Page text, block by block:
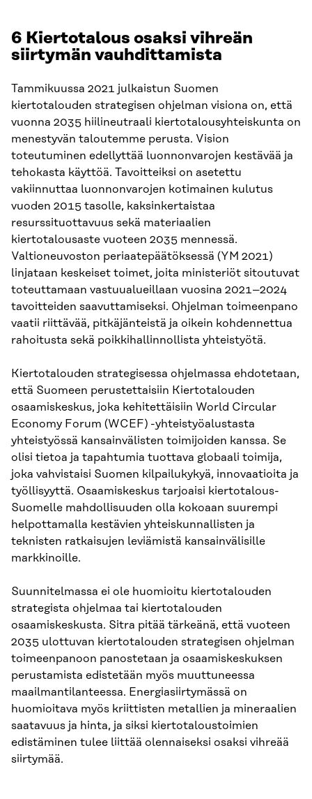
6 Kiertotalous osaksi vihreän
siirtymän vauhdittamista
Tammikuussa 2021 julkaistun Suomen
kiertotalouden strategisen ohjelman visiona on, että
vuonna 2035 hiilineutraali kiertotalousyhteiskunta on
menestyvän taloutemme perusta. Vision
toteutuminen edellyttää luonnonvarojen kestävää ja
tehokasta käyttöä. Tavoitteiksi on asetettu
vakiinnuttaa luonnonvarojen kotimainen kulutus
vuoden 2015 tasolle, kaksinkertaistaa
resurssituottavuus sekä materiaalien
kiertotalousaste vuoteen 2035 mennessä.
Valtioneuvoston periaatepäätöksessä (YM 2021)
linjataan keskeiset toimet, joita ministeriöt sitoutuvat
toteuttamaan vastuualueillaan vuosina 2021–2024
tavoitteiden saavuttamiseksi. Ohjelman toimeenpano
vaatii riittävää, pitkäjänteistä ja oikein kohdennettua
rahoitusta sekä poikkihallinnollista yhteistyötä.
Kiertotalouden strategisessa ohjelmassa ehdotetaan,
että Suomeen perustettaisiin Kiertotalouden
osaamiskeskus, joka kehitettäisiin World Circular
Economy Forum (WCEF) -yhteistyöalustasta
yhteistyössä kansainvälisten toimijoiden kanssa. Se
olisi tietoa ja tapahtumia tuottava globaali toimija,
joka vahvistaisi Suomen kilpailukykyä, innovaatioita ja
työllisyyttä. Osaamiskeskus tarjoaisi kiertotalous-
Suomelle mahdollisuuden olla kokoaan suurempi
helpottamalla kestävien yhteiskunnallisten ja
teknisten ratkaisujen leviämistä kansainvälisille
markkinoille.
Suunnitelmassa ei ole huomioitu kiertotalouden
strategista ohjelmaa tai kiertotalouden
osaamiskeskusta. Sitra pitää tärkeänä, että vuoteen
2035 ulottuvan kiertotalouden strategisen ohjelman
toimeenpanoon panostetaan ja osaamiskeskuksen
perustamista edistetään myös muuttuneessa
maailmantilanteessa. Energiasiirtymässä on
huomioitava myös kriittisten metallien ja mineraalien
saatavuus ja hinta, ja siksi kiertotaloustoimien
edistäminen tulee liittää olennaiseksi osaksi vihreää
siirtymää.